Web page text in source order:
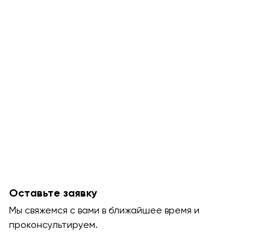
Оставьте заявку
Мы свяжемся с вами в ближайшее время и
проконсультируем.